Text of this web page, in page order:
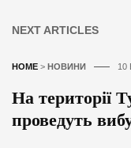
NEXT ARTICLES
HOME > НОВИНИ 10
На території
проведуть